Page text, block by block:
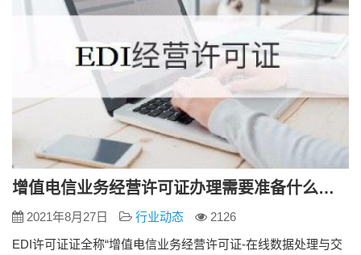
增值电信业务经营许可证办理需要准备什么资料？
2021年8月27日 行业动态
2126
EDI许可证证全称“增值电信业务经营许可证-在线数据处理与交